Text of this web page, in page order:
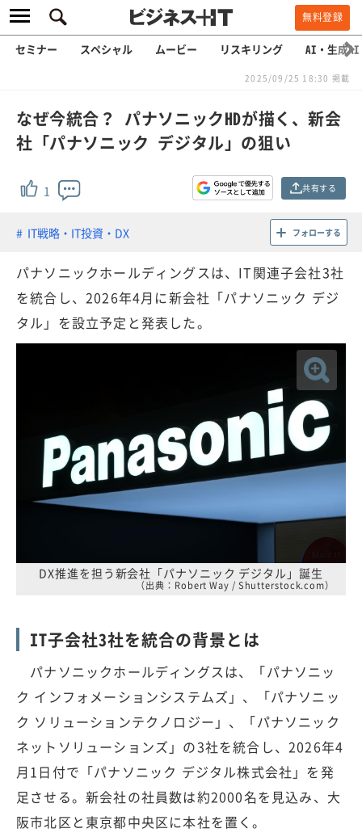
無料登録
セミナー スペシャル ムービー リスキリング AI・生成AI
2025/09/25 18:30 掲載
なぜ今統合？ パナソニックHDが描く、新会
社「パナソニック デジタル」の狙い
1 共有する
IT戦略・IT投資・DX フォローする
パナソニックホールディングスは、IT関連子会社3社
を統合し、2026年4月に新会社「パナソニック デジ
タル」を設立予定と発表した。
DX推進を担う新会社「パナソニック デジタル」誕生
（出典：Robert Way / Shutterstock.com）
IT子会社3社を統合の背景とは
パナソニックホールディングスは、「パナソニッ
ク インフォメーションシステムズ」、「パナソニッ
ク ソリューションテクノロジー」、「パナソニック
ネットソリューションズ」の3社を統合し、2026年4
月1日付で「パナソニック デジタル株式会社」を発
足させる。新会社の社員数は約2000名を見込み、大
阪市北区と東京都中央区に本社を置く。